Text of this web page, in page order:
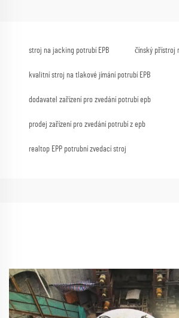
stroj na jacking potrubí EPB čínský přístroj
kvalitní stroj na tlakové jímání potrubí EPB
dodavatel zařízení pro zvedání potrubí epb
prodej zařízení pro zvedání potrubí z epb
realtop EPP potrubní zvedací stroj